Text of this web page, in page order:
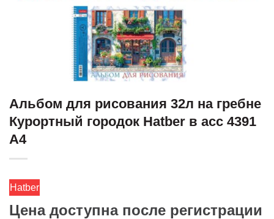
Альбом для рисования 32л на гребне
Курортный городок Hatber в асс 4391
А4
Hatber
Цена доступна после регистрации